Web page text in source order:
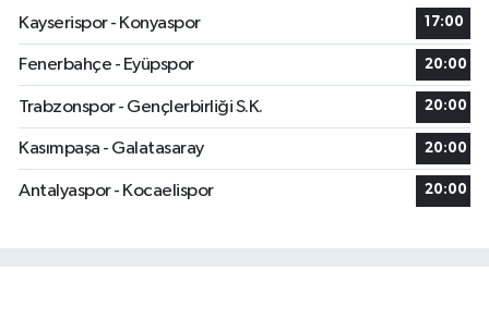
Kayserispor - Konyaspor
17:00
Fenerbahçe - Eyüpspor 20:00
Trabzonspor - Gençlerbirliği S.K. 20:00
Kasımpaşa - Galatasaray 20:00
Antalyaspor - Kocaelispor 20:00